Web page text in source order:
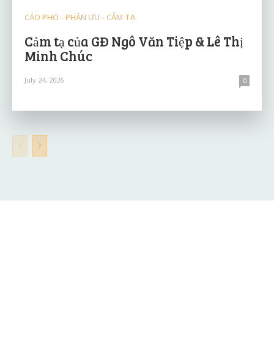
CÁO PHÓ - PHÂN ƯU - CẢM TẠ
Cảm tạ của GĐ Ngô Văn Tiệp & Lê Thị
Minh Chúc
July 24, 2026 0